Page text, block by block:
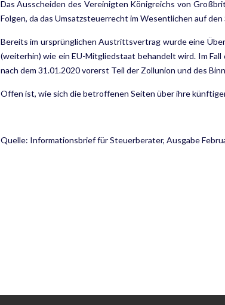
Das Ausscheiden des Vereinigten Königreichs von
Folgen, da das Umsatzsteuerrecht im Wesentlichen auf
Bereits im ursprünglichen Austrittsvertrag wurde eine
(weiterhin) wie ein EU-Mitgliedstaat behandelt wird. Im
nach dem 31.01.2020 vorerst Teil der Zollunion und des
Offen ist, wie sich die betroffenen Seiten über ihre
Quelle: Informationsbrief für Steuerberater, Ausgabe